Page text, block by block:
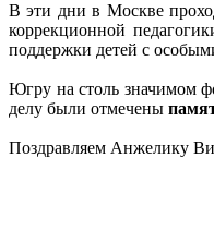
В эти дни в Москве
коррекционной
поддержки детей с
Югру на столь значимом
делу были отмечены
Поздравляем Анжелику